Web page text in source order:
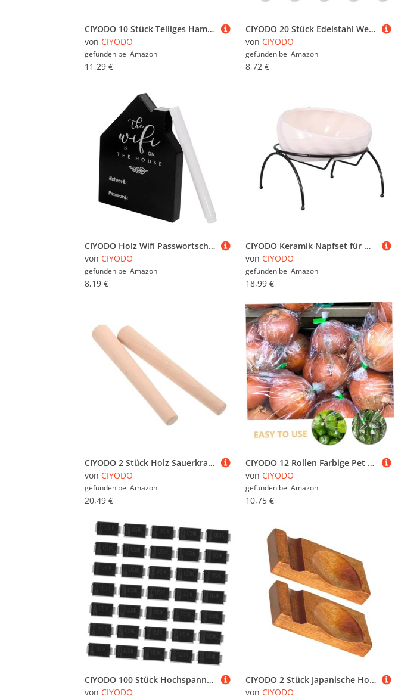
CIYODO 10 Stück Teiliges Hamsterweichbettwäsche Flauschige Fleece Matten als Absorbierende Käfigeinlagen für Meerschweinchen Hamster und Kleine Haustiere Waschbare Vielseitige
von CIYODO
gefunden bei Amazon
11,29 €
CIYODO 20 Stück Edelstahl Werbeschrauben Abstandshalter Nägel für Glas und Schilder Montage Langlebig Stabil Vielseitig Einsetzbar für Wanddekoration und Werbetafeln
von CIYODO
gefunden bei Amazon
8,72 €
CIYODO Holz Wifi Passwortschild mit Ständer Abwischbare Kreidetafel für Zuhause und Büro Stilvolles Wifi Passwort Display Board Vielseitig für Bar Hotel und Arbeitsplatz
von CIYODO
gefunden bei Amazon
8,19 €
CIYODO Keramik Napfset für Haustiere mit Stabilem Eisenrahmen Erhöhtes Fress Wassernapf Zartem Rosa rutschfest Leicht zu Reinigen für Katzen und Hunde
von CIYODO
gefunden bei Amazon
18,99 €
CIYODO 2 Stück Holz Sauerkraut Stampfer Ergonomisch Holzpestle Fermentationstamper Robust Gemüsepressgerät Für Mason-gläser und Fermentationsgefäße Multifunktionales Küchenwerkzeug
von CIYODO
gefunden bei Amazon
20,49 €
CIYODO 12 Rollen Farbige Pet Verpackungsband für Beutelverschluss Supermarkt Bindemaschine Obst Gemüse Versiegelt Strapazierfähiges Klebeband
von CIYODO
gefunden bei Amazon
10,75 €
CIYODO 100 Stück Hochspannungs Gleichrichterdiode Sma Surface Mount Ersatzdiode für Elektronische Geräte Zuverlässiger Barrier Rectifier
von CIYODO
CIYODO 2 Stück Japanische Holz Essstäbchenhalter Kreativer Stäbchenhalter und Tischdekoration Kompakter Praktischer Chopstick Rest für Essstäbchen Löffel Gabeln Dekoratives Küchenzubehör
von CIYODO